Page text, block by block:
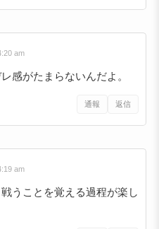
am
感がたまらないんだよ。
通報 返信
am
うことを覚える過程が楽し